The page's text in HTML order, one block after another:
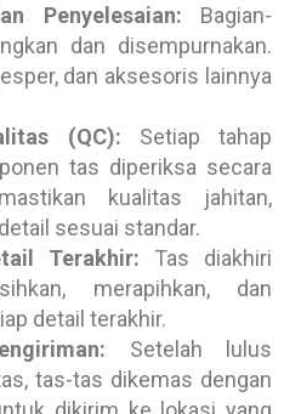
Penyelesaian: Bagian-
dan disempurnakan.
dan aksesoris lainnya
(QC): Setiap tahap
tas diperiksa secara
kualitas jahitan,
sesuai standar.
Terakhir: Tas diakhiri
merapihkan, dan
detail terakhir.
Setelah lulus
tas-tas dikemas dengan